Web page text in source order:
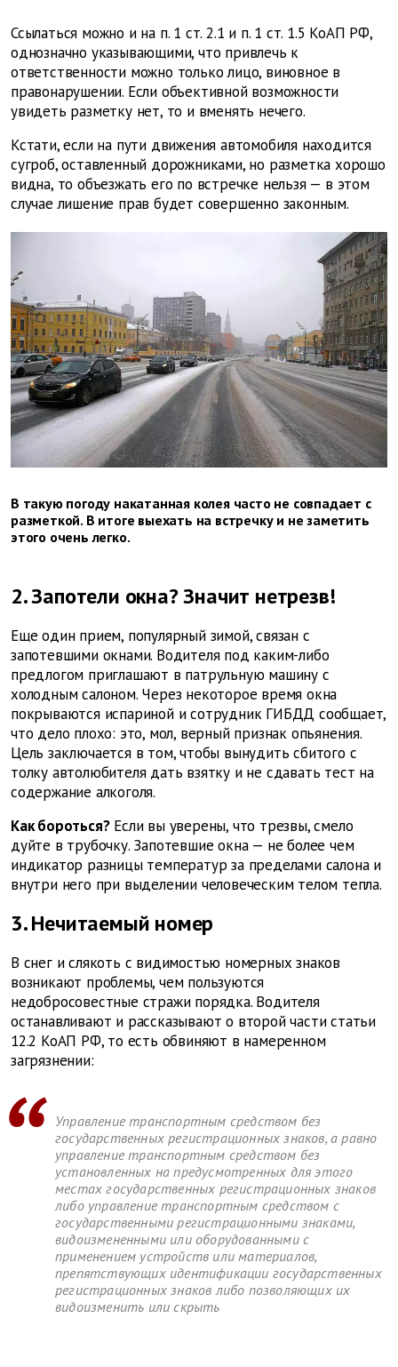
Ссылаться можно и на п. 1 ст. 2.1 и п. 1 ст. 1.5 КоАП РФ,
однозначно указывающими, что привлечь к
ответственности можно только лицо, виновное в
правонарушении. Если объективной возможности
увидеть разметку нет, то и вменять нечего.
Кстати, если на пути движения автомобиля находится
сугроб, оставленный дорожниками, но разметка хорошо
видна, то объезжать его по встречке нельзя — в этом
случае лишение прав будет совершенно законным.
В такую погоду накатанная колея часто не совпадает с
разметкой. В итоге выехать на встречку и не заметить
этого очень легко.
2. Запотели окна? Значит нетрезв!
Еще один прием, популярный зимой, связан с
запотевшими окнами. Водителя под каким-либо
предлогом приглашают в патрульную машину с
холодным салоном. Через некоторое время окна
покрываются испариной и сотрудник ГИБДД сообщает,
что дело плохо: это, мол, верный признак опьянения.
Цель заключается в том, чтобы вынудить сбитого с
толку автолюбителя дать взятку и не сдавать тест на
содержание алкоголя.
Как бороться? Если вы уверены, что трезвы, смело
дуйте в трубочку. Запотевшие окна — не более чем
индикатор разницы температур за пределами салона и
внутри него при выделении человеческим телом тепла.
3. Нечитаемый номер
В снег и слякоть с видимостью номерных знаков
возникают проблемы, чем пользуются
недобросовестные стражи порядка. Водителя
останавливают и рассказывают о второй части статьи
12.2 КоАП РФ, то есть обвиняют в намеренном
загрязнении:
Управление транспортным средством без
государственных регистрационных знаков, а равно
управление транспортным средством без
установленных на предусмотренных для этого
местах государственных регистрационных знаков
либо управление транспортным средством с
государственными регистрационными знаками,
видоизмененными или оборудованными с
применением устройств или материалов,
препятствующих идентификации государственных
регистрационных знаков либо позволяющих их
видоизменить или скрыть